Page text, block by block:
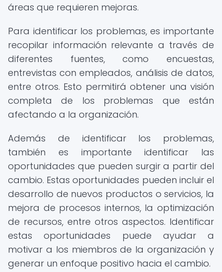
áreas que requieren mejoras.
Para identificar los problemas, es importante
recopilar información relevante a través de
diferentes fuentes, como encuestas,
entrevistas con empleados, análisis de datos,
entre otros. Esto permitirá obtener una visión
completa de los problemas que están
afectando a la organización.
Además de identificar los problemas,
también es importante identificar las
oportunidades que pueden surgir a partir del
cambio. Estas oportunidades pueden incluir el
desarrollo de nuevos productos o servicios, la
mejora de procesos internos, la optimización
de recursos, entre otros aspectos. Identificar
estas oportunidades puede ayudar a
motivar a los miembros de la organización y
generar un enfoque positivo hacia el cambio.